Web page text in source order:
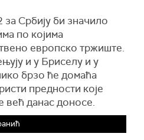
Србију би значило
по којима
европско тржиште.
и у Бриселу и у
брзо ће домаћа
предности које
већ данас доносе.